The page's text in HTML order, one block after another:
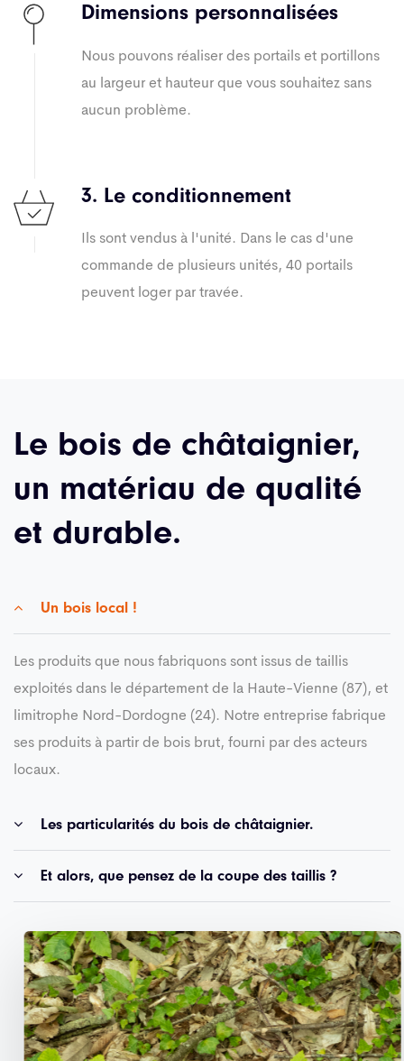
Dimensions personnalisées
Nous pouvons réaliser des portails et portillons
au largeur et hauteur que vous souhaitez sans
aucun problème.
3. Le conditionnement
Ils sont vendus à l'unité. Dans le cas d'une
commande de plusieurs unités, 40 portails
peuvent loger par travée.
Le bois de châtaignier,
un matériau de qualité
et durable.
Un bois local !
Les produits que nous fabriquons sont issus de taillis
exploités dans le département de la Haute-Vienne (87), et
limitrophe Nord-Dordogne (24). Notre entreprise fabrique
ses produits à partir de bois brut, fourni par des acteurs
locaux.
Les particularités du bois de châtaignier.
Et alors, que pensez de la coupe des taillis ?